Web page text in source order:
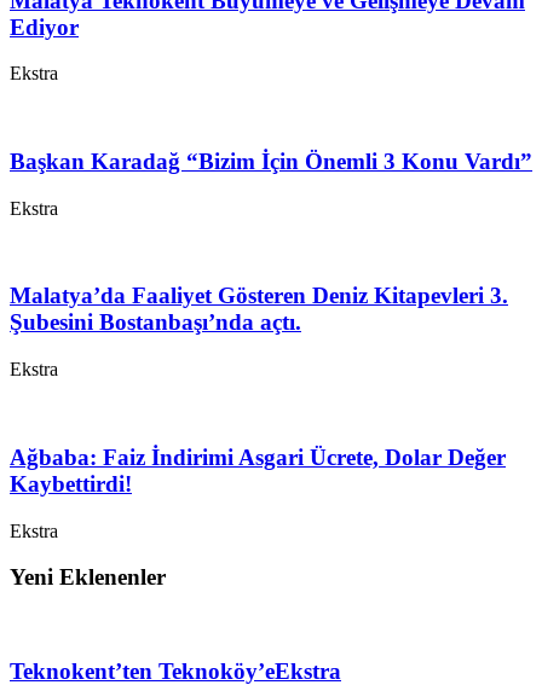
Ediyor
Ekstra
Başkan Karadağ “Bizim İçin Önemli 3 Konu Vardı”
Ekstra
Malatya’da Faaliyet Gösteren Deniz Kitapevleri 3.
Şubesini Bostanbaşı’nda açtı.
Ekstra
Ağbaba: Faiz İndirimi Asgari Ücrete, Dolar Değer
Kaybettirdi!
Ekstra
Yeni Eklenenler
Teknokent’ten Teknoköy’eEkstra